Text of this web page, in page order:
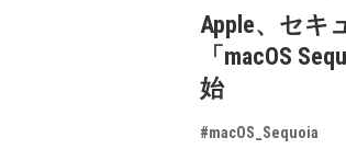
Apple、セキ
「macOS
始
#macOS_Sequoia